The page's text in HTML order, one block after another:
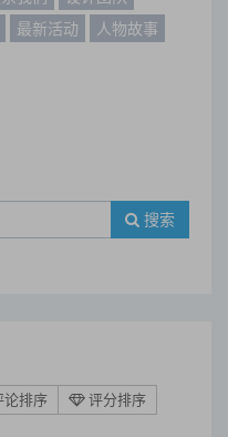
最新活动
人物故事
搜索
论排序
评分排序